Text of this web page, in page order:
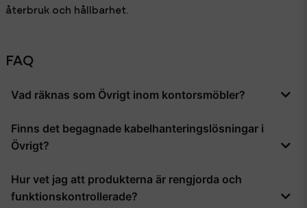
återbruk och hållbarhet.
FAQ
Vad räknas som Övrigt inom kontorsmöbler?
som inte passar under skrivbord, kontorsstolar eller
förvaring. Det kan vara allt från kabelhantering och ståmattor
Finns det begagnade kabelhanteringslösningar i
Övrigt?
rengjorda och testade för att hålla kablar på plats under
bordet. De är ett prisvärt sätt att hålla arbetsytan fri från
Hur vet jag att produkterna är rengjorda och
funktionskontrollerade?